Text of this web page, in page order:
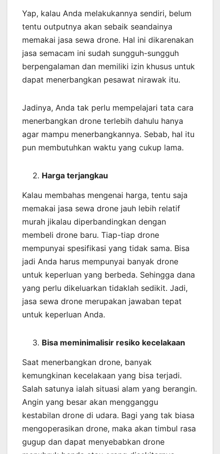
Yap, kalau Anda melakukannya sendiri, belum
tentu outputnya akan sebaik seandainya
memakai jasa sewa drone. Hal ini dikarenakan
jasa semacam ini sudah sungguh-sungguh
berpengalaman dan memiliki izin khusus untuk
dapat menerbangkan pesawat nirawak itu.
Jadinya, Anda tak perlu mempelajari tata cara
menerbangkan drone terlebih dahulu hanya
agar mampu menerbangkannya. Sebab, hal itu
pun membutuhkan waktu yang cukup lama.
Harga terjangkau
Kalau membahas mengenai harga, tentu saja
memakai jasa sewa drone jauh lebih relatif
murah jikalau diperbandingkan dengan
membeli drone baru. Tiap-tiap drone
mempunyai spesifikasi yang tidak sama. Bisa
jadi Anda harus mempunyai banyak drone
untuk keperluan yang berbeda. Sehingga dana
yang perlu dikeluarkan tidaklah sedikit. Jadi,
jasa sewa drone merupakan jawaban tepat
untuk keperluan Anda.
Bisa meminimalisir resiko kecelakaan
Saat menerbangkan drone, banyak
kemungkinan kecelakaan yang bisa terjadi.
Salah satunya ialah situasi alam yang berangin.
Angin yang besar akan mengganggu
kestabilan drone di udara. Bagi yang tak biasa
mengoperasikan drone, maka akan timbul rasa
gugup dan dapat menyebabkan drone